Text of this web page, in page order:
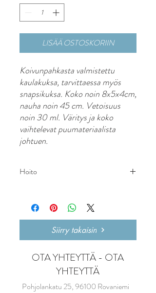
LISÄÄ OSTOSKORIIN
Koivunpahkasta valmistettu
kaulakuksa, tarvittaessa myös
snapsikuksa. Koko noin 8x5x4cm,
nauha noin 45 cm. Vetoisuus
noin 30 ml. Väritys ja koko
vaihtelevat puumateriaalista
johtuen.
Hoito
Siirry takaisin
OTA YHTEYTTÄ - OTA
YHTEYTTÄ
Pohjolankatu 25, 96100 Rovaniemi